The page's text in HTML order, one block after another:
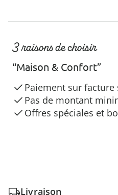
3 raisons de choisir
“Maison & Confort”
Paiement sur facture
Pas de montant
Offres spéciales et
Livraison